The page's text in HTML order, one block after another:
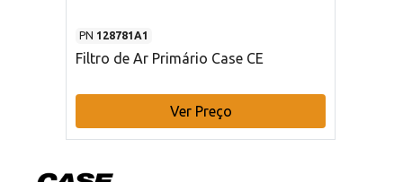
PN 128781A1
Filtro de Ar Primário Case CE
Ver Preço